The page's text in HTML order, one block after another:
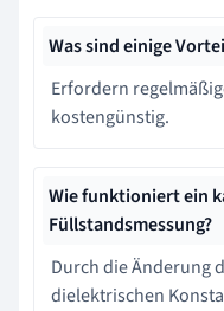
Was sind einige
Erfordern
kostengünstig.
Wie funktioniert ein
Füllstandsmessung?
Durch die Änderung
dielektrischen